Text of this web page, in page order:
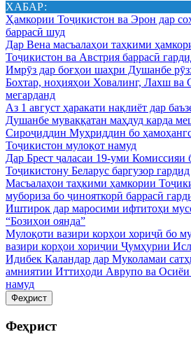
ХАБАР:
Ҳамкории Тоҷикистон ва Эрон дар
баррасӣ шуд
Дар Вена масъалаҳои таҳкими
Тоҷикистон ва Австрия баррасӣ
Имрӯз дар боғҳои шаҳри Душанбе
Бохтар, ноҳияҳои Ховалинг, Лахш ва
мегарданд
Аз 1 август ҳаракати нақлиёт дар
Душанбе муваққатан маҳдуд карда
Сироҷиддин Муҳриддин бо
Тоҷикистон мулоқот намуд
Дар Брест ҷаласаи 19-уми Комиссияи
Тоҷикистону Беларус баргузор гардид
Масъалаҳои таҳкими ҳамкории
мубориза бо ҷинояткорӣ баррасӣ
Иштирок дар маросими ифтитоҳи
“Бозиҳои оянда”
Мулоқоти вазири корҳои хориҷӣ бо
вазири корҳои хориҷии Ҷумҳурии
Идибек Қаландар дар Муколамаи
амниятии Иттиҳоди Аврупо ва
намуд
Феҳрист
Феҳрист